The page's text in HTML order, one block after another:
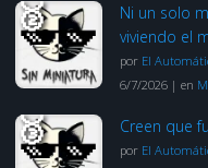
Ni un solo
viviendo el
por El
6/7/2026 | en
Creen que
por El